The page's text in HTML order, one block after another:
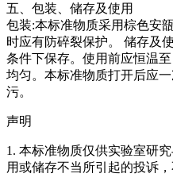
五、包装、储存及使用
包装:本标准物质采用棕色安
时应有防碎裂保护。 储存及
条件下保存。使用前应恒温
均匀。本标准物质打开后应
污。
声明
1. 本标准物质仅供实验室研
用或储存不当所引起的投诉，